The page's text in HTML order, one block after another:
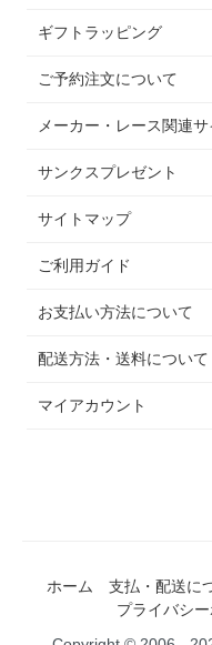
ギフトラッピング
ご予約注文について
メーカー・レース関連サ
サンクスプレゼント
サイトマップ
ご利用ガイド
お支払い方法について
配送方法・送料について
マイアカウント
ホーム 支払・配送に
プライバシ